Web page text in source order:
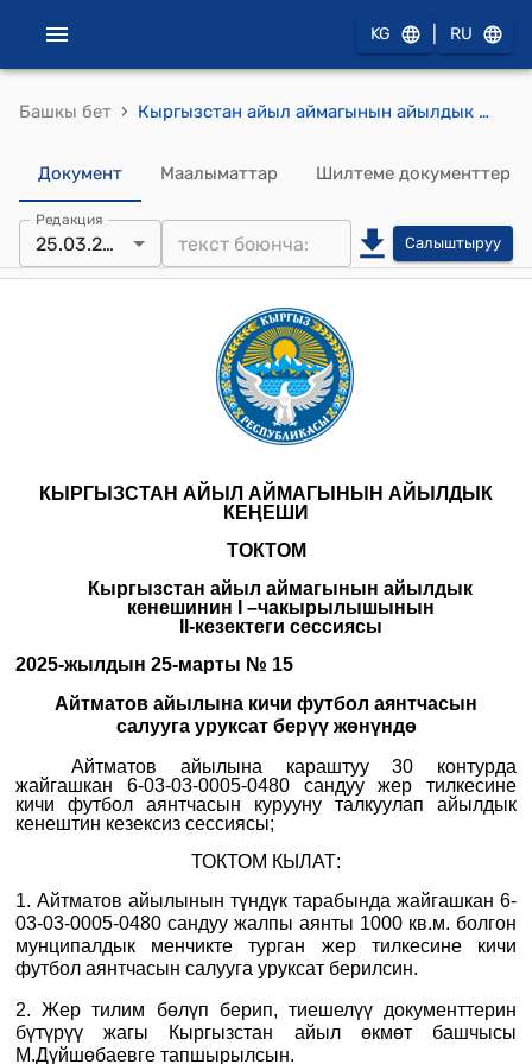
KG RU
Башкы бет › Кыргызстан айыл аймагынын айылдык кенешинин 2025-жылдын 25-мартындагы № 15 "Айтматов айылына кичи футбол аянтчасын салууга уруксат берүү жөнүндө" токтому
Документ Маалыматтар Шилтеме документтер
Редакция
25.03.2025 Салыштыруу